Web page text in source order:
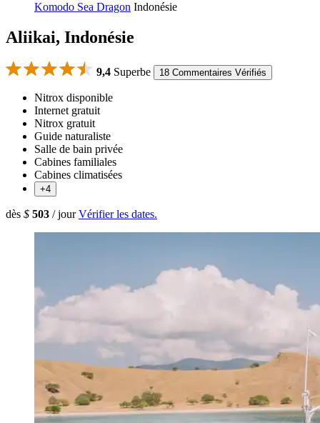
Komodo Sea Dragon Indonésie
Aliikai, Indonésie
9,4 Superbe 18 Commentaires Vérifiés
Nitrox disponible
Internet gratuit
Nitrox gratuit
Guide naturaliste
Salle de bain privée
Cabines familiales
Cabines climatisées
+4
dès $ 503 / jour Vérifier les dates.